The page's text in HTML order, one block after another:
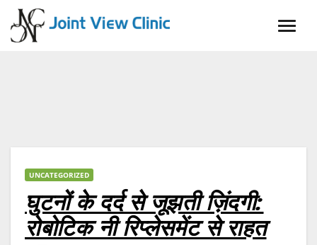
content
UNCATEGORIZED
घुटनों के दर्द से जूझती ज़िंदगी:
रोबोटिक नी रिप्लेसमेंट से राहत